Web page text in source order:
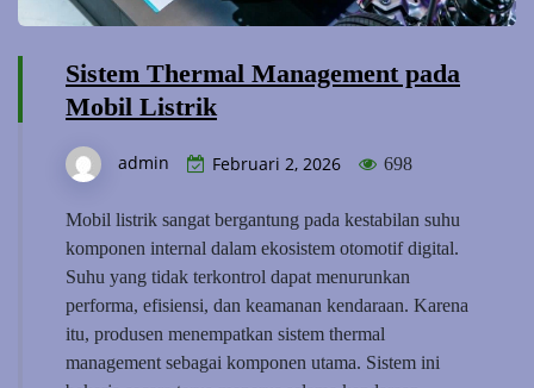
Sistem Thermal Management pada
Mobil Listrik
admin Februari 2, 2026 698
Mobil listrik sangat bergantung pada kestabilan suhu
komponen internal dalam ekosistem otomotif digital.
Suhu yang tidak terkontrol dapat menurunkan
performa, efisiensi, dan keamanan kendaraan. Karena
itu, produsen menempatkan sistem thermal
management sebagai komponen utama. Sistem ini